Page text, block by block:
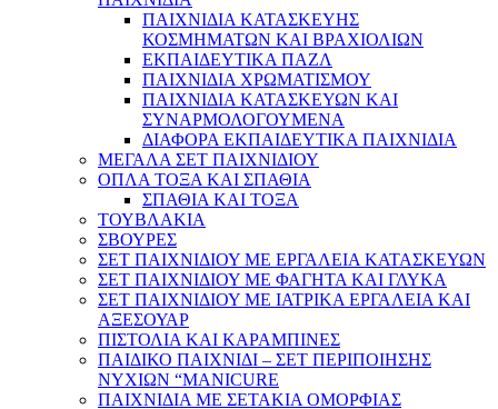
ΠΑΙΧΝΙΔΙΑ ΚΑΤΑΣΚΕΥΗΣ
ΚΟΣΜΗΜΑΤΩΝ ΚΑΙ ΒΡΑΧΙΟΛΙΩΝ
ΕΚΠΑΙΔΕΥΤΙΚΑ ΠΑΖΛ
ΠΑΙΧΝΙΔΙΑ ΧΡΩΜΑΤΙΣΜΟΥ
ΠΑΙΧΝΙΔΙΑ ΚΑΤΑΣΚΕΥΩΝ ΚΑΙ
ΣΥΝΑΡΜΟΛΟΓΟΥΜΕΝΑ
ΔΙΑΦΟΡΑ ΕΚΠΑΙΔΕΥΤΙΚΑ ΠΑΙΧΝΙΔΙΑ
ΜΕΓΑΛΑ ΣΕΤ ΠΑΙΧΝΙΔΙΟΥ
ΟΠΛΑ ΤΟΞΑ ΚΑΙ ΣΠΑΘΙΑ
ΣΠΑΘΙΑ ΚΑΙ ΤΟΞΑ
ΤΟΥΒΛΑΚΙΑ
ΣΒΟΥΡΕΣ
ΣΕΤ ΠΑΙΧΝΙΔΙΟΥ ΜΕ ΕΡΓΑΛΕΙΑ ΚΑΤΑΣΚΕΥΩΝ
ΣΕΤ ΠΑΙΧΝΙΔΙΟΥ ΜΕ ΦΑΓΗΤΑ ΚΑΙ ΓΛΥΚΑ
ΣΕΤ ΠΑΙΧΝΙΔΙΟΥ ΜΕ ΙΑΤΡΙΚΑ ΕΡΓΑΛΕΙΑ ΚΑΙ
ΑΞΕΣΟΥΑΡ
ΠΙΣΤΟΛΙΑ ΚΑΙ ΚΑΡΑΜΠΙΝΕΣ
ΠΑΙΔΙΚΟ ΠΑΙΧΝΙΔΙ – ΣΕΤ ΠΕΡΙΠΟΙΗΣΗΣ
ΝΥΧΙΩΝ “MANICURE
ΠΑΙΧΝΙΔΙΑ ΜΕ ΣΕΤΑΚΙΑ ΟΜΟΡΦΙΑΣ